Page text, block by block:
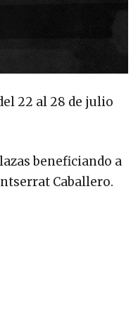
22 al 28 de julio
beneficiando a
Caballero.